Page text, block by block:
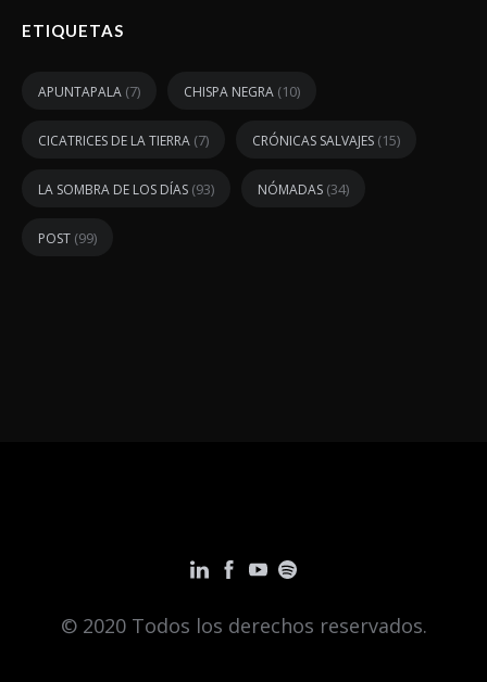
ETIQUETAS
APUNTAPALA (7) CHISPA NEGRA (10)
CICATRICES DE LA TIERRA (7) CRÓNICAS SALVAJES (15)
LA SOMBRA DE LOS DÍAS (93) NÓMADAS (34)
POST (99)
© 2020 Todos los derechos reservados.